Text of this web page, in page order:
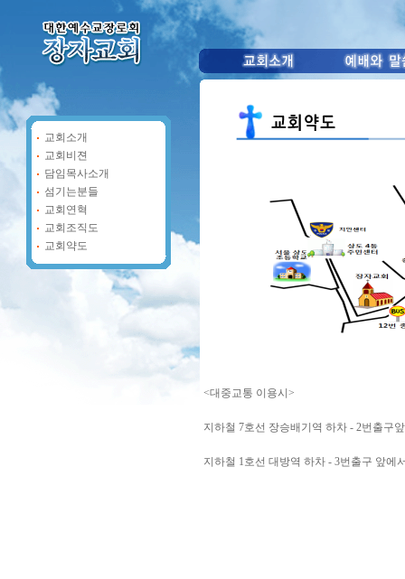
교회소개
교회비젼
담임목사소개
섬기는분들
교회연혁
교회조직도
교회약도
<대중교통 이용시>
지하철 7호선 장승배기역 하차 - 2번출구
지하철 1호선 대방역 하차 - 3번출구 앞에